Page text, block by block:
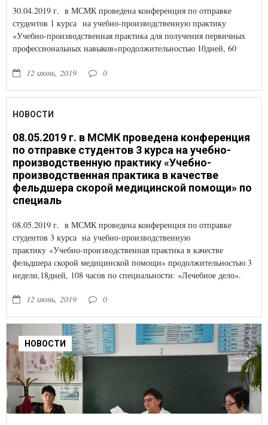
30.04.2019 г. в МСМК проведена конференция по отправке
студентов 1 курса на учебно-производственную практику
«Учебно-производственная практика для получения первичных
профессиональных навыков»продолжительностью 10дней, 60
12 июнь, 2019
0
НОВОСТИ
08.05.2019 г. в МСМК проведена конференция
по отправке студентов 3 курса на учебно-
производственную практику «Учебно-
производственная практика в качестве
фельдшера скорой медицинской помощи» по
специаль
08.05.2019 г. в МСМК проведена конференция по отправке
студентов 3 курса на учебно-производственную
практику «Учебно-производственная практика в качестве
фельдшера скорой медицинской помощи» продолжительностью 3
недели,18дней, 108 часов по специальности: «Лечебное дело».
12 июнь, 2019 0
НОВОСТИ